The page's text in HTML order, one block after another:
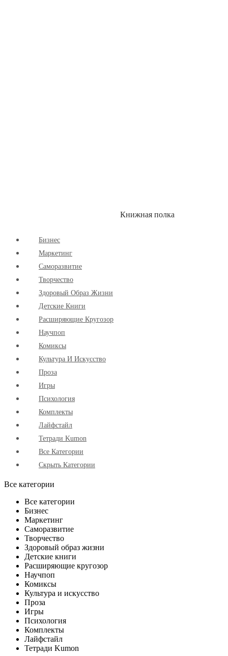
Книжная полка
Бизнес
Маркетинг
Cаморазвитие
Творчество
Здоровый Образ Жизни
Детские Книги
Расширяющие Кругозор
Научпоп
Комиксы
Культура И Искусство
Проза
Игры
Психология
Комплекты
Лайфстайл
Тетради Kumon
Все Категории
Скрыть Категории
Все категории
Все категории
Бизнес
Маркетинг
Саморазвитие
Творчество
Здоровый образ жизни
Детские книги
Расширяющие кругозор
Научпоп
Комиксы
Культура и искусство
Проза
Игры
Психология
Комплекты
Лайфстайл
Тетради Kumon